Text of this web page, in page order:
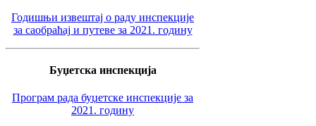
Годишњи извештај о раду инспекције
за саобраћај и путеве за 2021. годину
Буџетска инспекција
Програм рада буџетске инспекције за
2021. годину